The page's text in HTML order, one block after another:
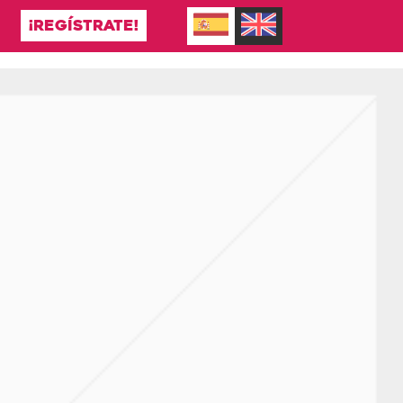
¡REGÍSTRATE!